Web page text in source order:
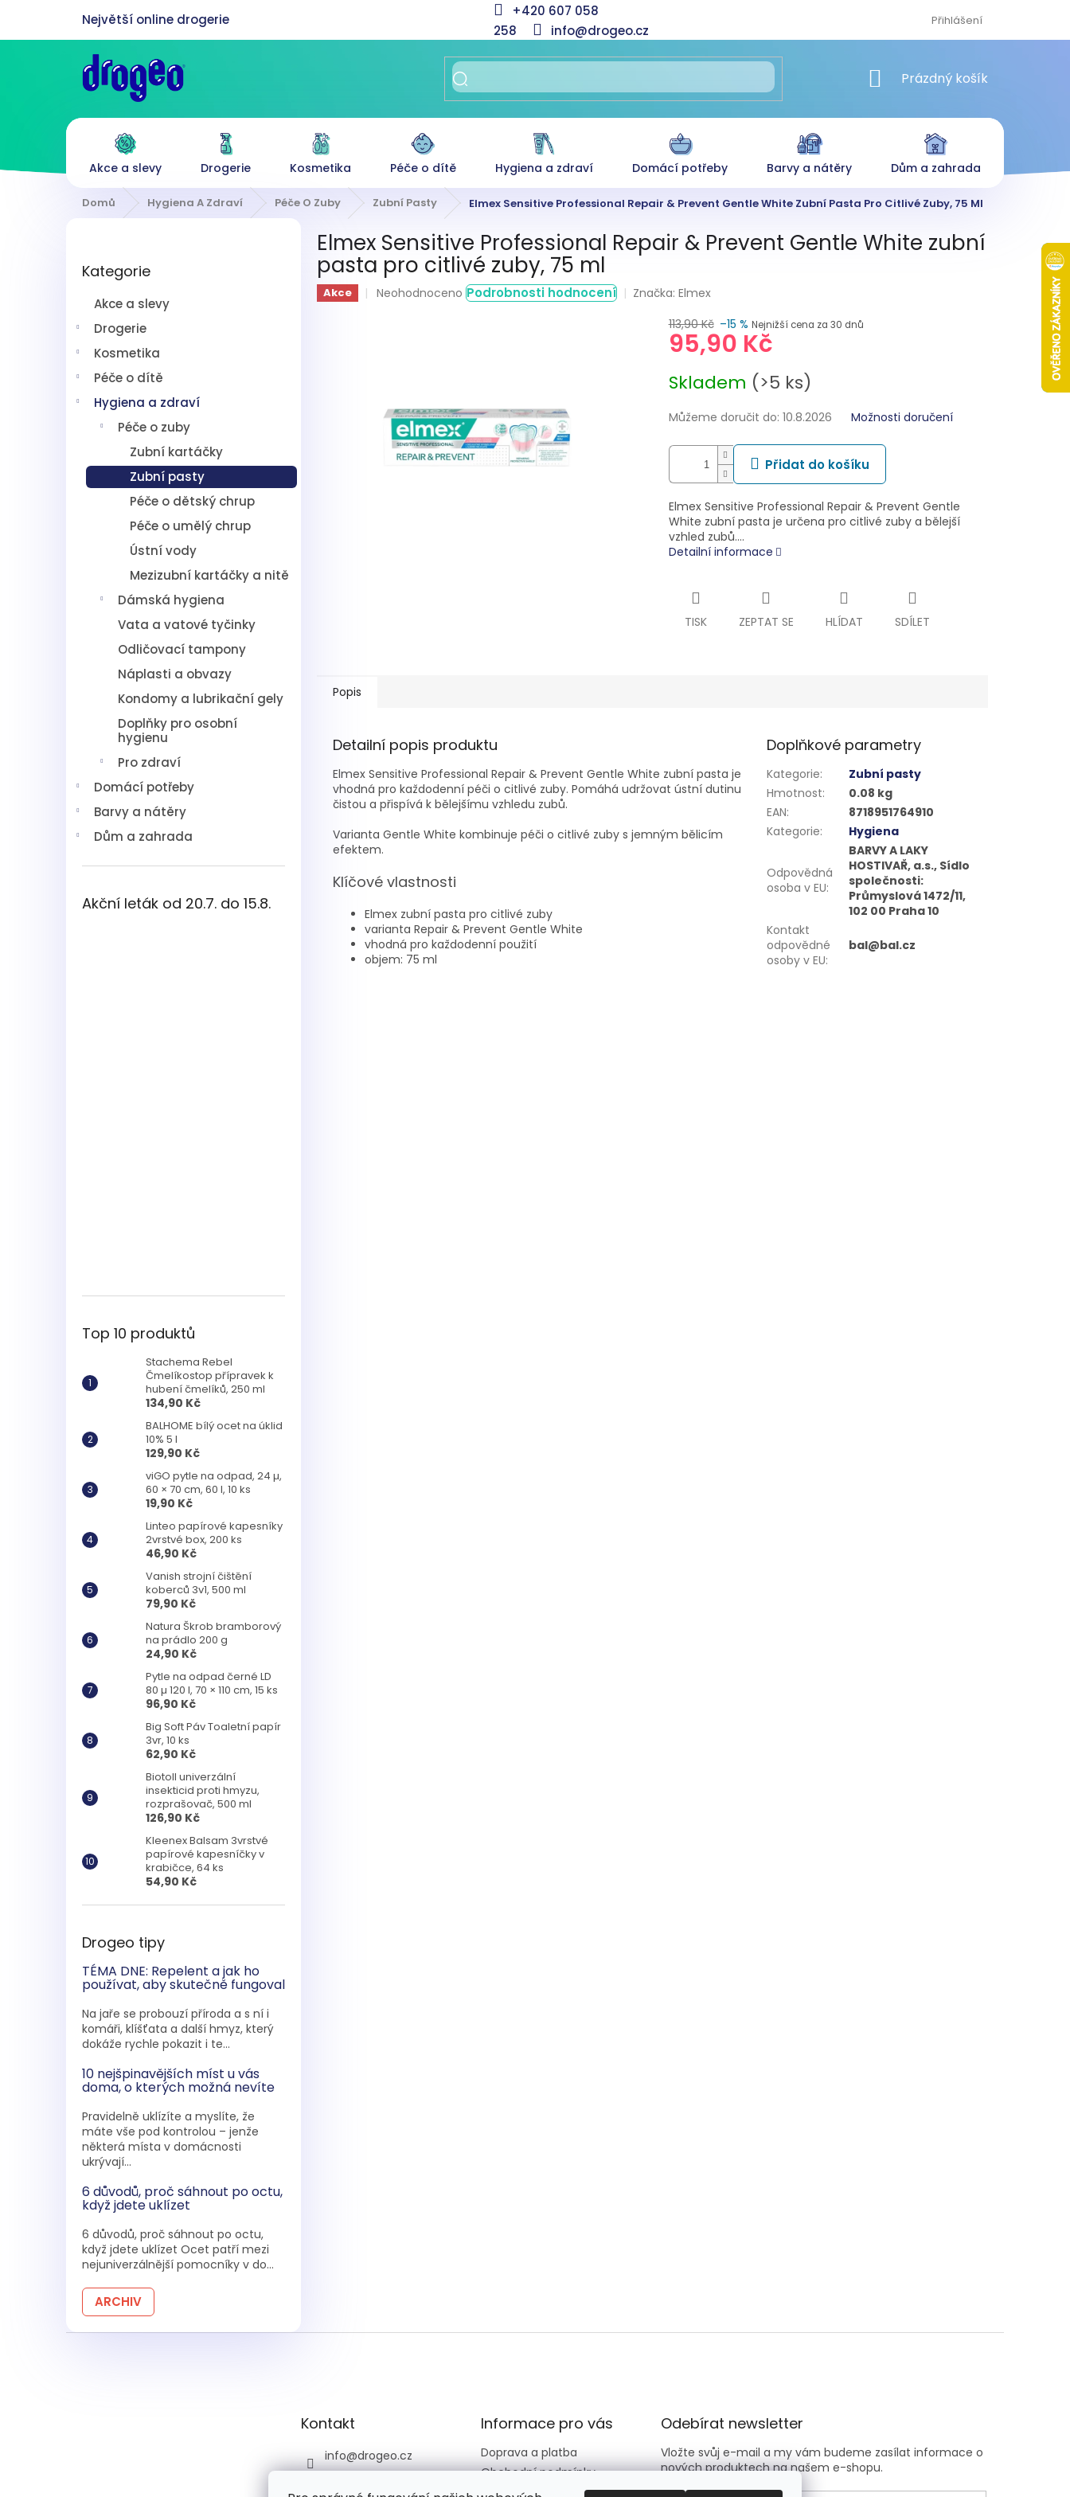
obsah
+420 607 058
258
info@drogeo.cz
Přihlášení
NÁKUPNÍ KOŠÍK
Prázdný košík
Akce a slevy Drogerie Kosmetika Péče o dítě Hygiena a zdraví Domácí potřeby Barvy a nátěry Dům a zahrada
Domů Hygiena A Zdraví Péče O Zuby Zubní Pasty Elmex Sensitive Professional Repair & Prevent Gentle White Zubní Pasta Pro Citlivé Zuby, 75 Ml
kategorie
Kategorie
Akce a slevy
Drogerie
Kosmetika
Péče o dítě
Hygiena a zdraví
Péče o zuby
Zubní kartáčky
Zubní pasty
Péče o dětský chrup
Péče o umělý chrup
Ústní vody
Mezizubní kartáčky a nitě
Dámská hygiena
Vata a vatové tyčinky
Odličovací tampony
Náplasti a obvazy
Kondomy a lubrikační gely
Doplňky pro osobní
hygienu
Pro zdraví
Domácí potřeby
Barvy a nátěry
Dům a zahrada
Akční leták od 20.7. do 15.8.
Top 10 produktů
Stachema Rebel
Čmelíkostop přípravek k
hubení čmelíků, 250 ml
134,90 Kč
BALHOME bílý ocet na úklid
10% 5 l
129,90 Kč
viGO pytle na odpad, 24 µ,
60 × 70 cm, 60 l, 10 ks
19,90 Kč
Linteo papírové kapesníky
2vrstvé box, 200 ks
46,90 Kč
Vanish strojní čištění
koberců 3v1, 500 ml
79,90 Kč
Natura Škrob bramborový
na prádlo 200 g
24,90 Kč
Pytle na odpad černé LD
80 µ 120 l, 70 × 110 cm, 15 ks
96,90 Kč
Big Soft Páv Toaletní papír
3vr, 10 ks
62,90 Kč
Biotoll univerzální
insekticid proti hmyzu,
rozprašovač, 500 ml
126,90 Kč
Kleenex Balsam 3vrstvé
papírové kapesníčky v
krabičce, 64 ks
54,90 Kč
Drogeo tipy
TÉMA DNE: Repelent a jak ho
používat, aby skutečně fungoval
Na jaře se probouzí příroda a s ní i
komáři, klíšťata a další hmyz, který
dokáže rychle pokazit i te...
10 nejšpinavějších míst u vás
doma, o kterých možná nevíte
Pravidelně uklízíte a myslíte, že
máte vše pod kontrolou – jenže
některá místa v domácnosti
ukrývají...
6 důvodů, proč sáhnout po octu,
když jdete uklízet
6 důvodů, proč sáhnout po octu,
když jdete uklízet Ocet patří mezi
nejuniverzálnější pomocníky v do...
ARCHIV
Elmex Sensitive Professional Repair & Prevent Gentle White zubní
pasta pro citlivé zuby, 75 ml
Akce
Průměrné
Neohodnoceno Podrobnosti hodnocení Značka: Elmex
113,90 Kč –15 % Nejnižší cena za 30 dnů
95,90 Kč
cena:
Skladem (>5 ks)
Můžeme doručit do: 10.8.2026 Možnosti doručení
Přidat do košíku
Elmex Sensitive Professional Repair & Prevent Gentle
White zubní pasta je určena pro citlivé zuby a bělejší
vzhled zubů.…
Detailní informace
TISK ZEPTAT SE HLÍDAT SDÍLET
Popis
Detailní popis produktu
Elmex Sensitive Professional Repair & Prevent Gentle White zubní pasta je
vhodná pro každodenní péči o citlivé zuby. Pomáhá udržovat ústní dutinu
čistou a přispívá k bělejšímu vzhledu zubů.
Varianta Gentle White kombinuje péči o citlivé zuby s jemným bělicím
efektem.
Klíčové vlastnosti
Elmex zubní pasta pro citlivé zuby
varianta Repair & Prevent Gentle White
vhodná pro každodenní použití
objem: 75 ml
Doplňkové parametry
Kategorie:
Zubní pasty
Hmotnost:
0.08 kg
EAN:
8718951764910
Kategorie: Hygiena
Odpovědná
osoba v EU:
BARVY A LAKY
HOSTIVAŘ, a.s., Sídlo
společnosti:
Průmyslová 1472/11,
102 00 Praha 10
Kontakt
odpovědné
osoby v EU:
bal@bal.cz
Kontakt
info@drogeo.cz
Informace pro vás
Doprava a platba
Obchodní podmínky
Kontakty
Odebírat newsletter
Vložte svůj e-mail a my vám budeme zasílat informace o
nových produktech na našem e-shopu.